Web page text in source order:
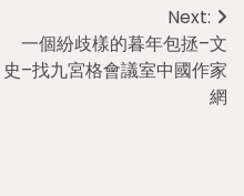
Next:
一個紛歧樣的暮年包拯–文
史–找九宮格會議室中國作家
網